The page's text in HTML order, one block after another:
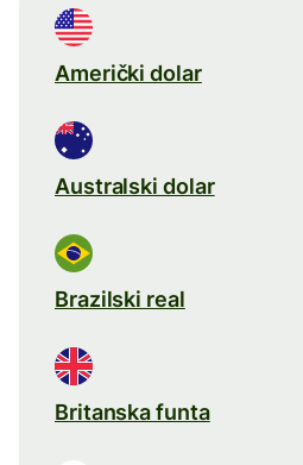
Američki dolar
Australski dolar
Brazilski real
Britanska funta